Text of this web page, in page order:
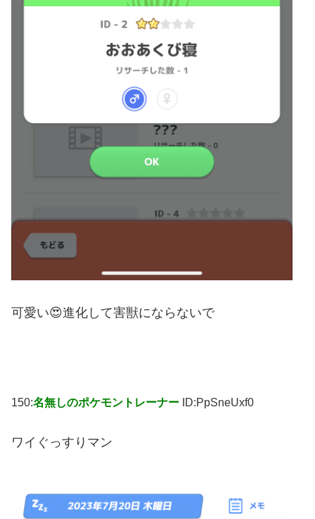
可愛い😍進化して害獣にならないで
150:名無しのポケモントレーナー ID:PpSneUxf0
ワイぐっすりマン